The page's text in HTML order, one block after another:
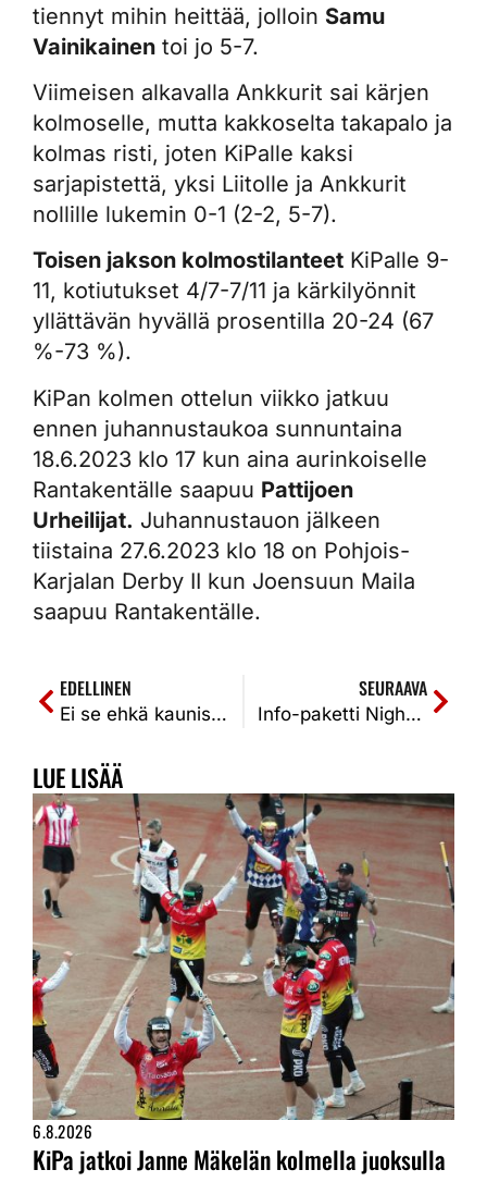
tiennyt mihin heittää, jolloin Samu
Vainikainen toi jo 5-7.
Viimeisen alkavalla Ankkurit sai kärjen
kolmoselle, mutta kakkoselta takapalo ja
kolmas risti, joten KiPalle kaksi
sarjapistettä, yksi Liitolle ja Ankkurit
nollille lukemin 0-1 (2-2, 5-7).
Toisen jakson kolmostilanteet KiPalle 9-
11, kotiutukset 4/7-7/11 ja kärkilyönnit
yllättävän hyvällä prosentilla 20-24 (67
%-73 %).
KiPan kolmen ottelun viikko jatkuu
ennen juhannustaukoa sunnuntaina
18.6.2023 klo 17 kun aina aurinkoiselle
Rantakentälle saapuu Pattijoen
Urheilijat. Juhannustauon jälkeen
tiistaina 27.6.2023 klo 18 on Pohjois-
Karjalan Derby II kun Joensuun Maila
saapuu Rantakentälle.
EDELLINEN
Ei se ehkä kaunista ollut, mutta kyllähän kolme pinnaa maistuu Kauppisen 2 kunnarin myötä. SJJ-KiPa 0-2 (2-6, 3-4)
SEURAAVA
Info-paketti Nightwish-konserttiin tulijoille koskien Kiteen Pallon myymiä parkkipaikkoja, bussikuljetuksia ja majoituksia
LUE LISÄÄ
6.8.2026
KiPa jatkoi Janne Mäkelän kolmella juoksulla